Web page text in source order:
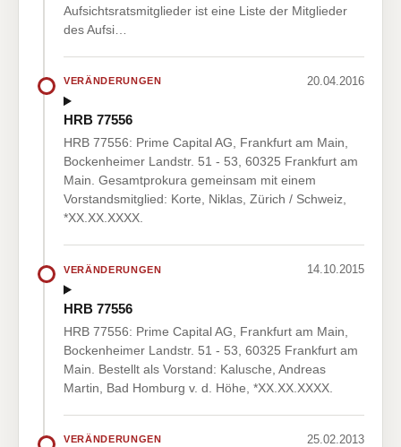
Aufsichtsratsmitglieder ist eine Liste der Mitglieder
des Aufsi…
VERÄNDERUNGEN 20.04.2016
HRB 77556
HRB 77556: Prime Capital AG, Frankfurt am Main,
Bockenheimer Landstr. 51 - 53, 60325 Frankfurt am
Main. Gesamtprokura gemeinsam mit einem
Vorstandsmitglied: Korte, Niklas, Zürich / Schweiz,
*XX.XX.XXXX.
VERÄNDERUNGEN 14.10.2015
HRB 77556
HRB 77556: Prime Capital AG, Frankfurt am Main,
Bockenheimer Landstr. 51 - 53, 60325 Frankfurt am
Main. Bestellt als Vorstand: Kalusche, Andreas
Martin, Bad Homburg v. d. Höhe, *XX.XX.XXXX.
VERÄNDERUNGEN 25.02.2013